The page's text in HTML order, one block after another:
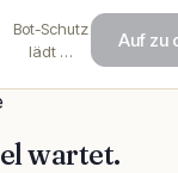
Bot-Schutz
lädt …
Auf zu
wartet.